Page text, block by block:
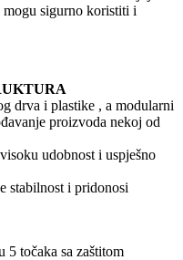
sigurno koristiti i
drva i plastike , a modularni
proizvoda nekoj od
udobnost i uspješno
stabilnost i pridonosi
5 točaka sa zaštitom